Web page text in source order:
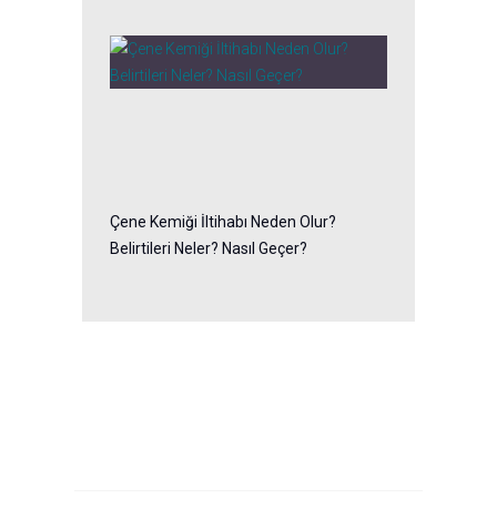
Çene Kemiği İltihabı Neden Olur?
Belirtileri Neler? Nasıl Geçer?